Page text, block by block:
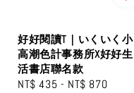
好好閱讀T｜いくいく小
高潮色計事務所X好好生
活書店聯名款
Sale
NT$ 435 - NT$ 870